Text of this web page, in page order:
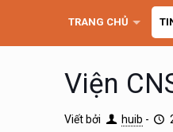
TRANG CHỦ
Viện
Viết bởi huib -